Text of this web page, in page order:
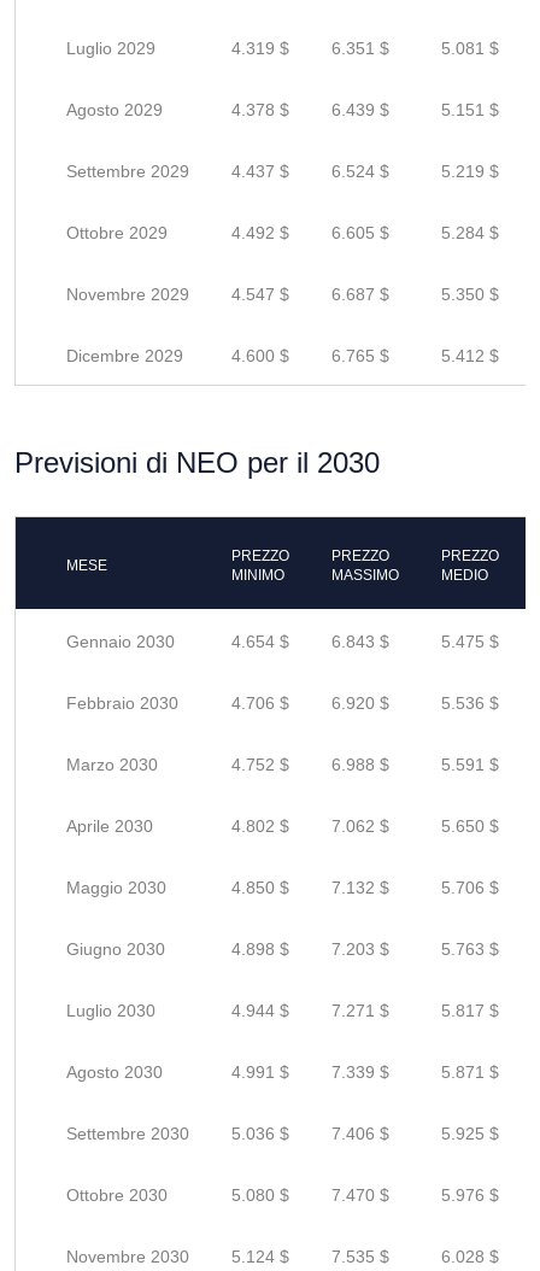
Luglio 2029 4.319 $ 6.351 $ 5.081 $
Agosto 2029 4.378 $ 6.439 $ 5.151 $
Settembre 2029 4.437 $ 6.524 $ 5.219 $
Ottobre 2029 4.492 $ 6.605 $ 5.284 $
Novembre 2029 4.547 $ 6.687 $ 5.350 $
Dicembre 2029 4.600 $ 6.765 $ 5.412 $
Previsioni di NEO per il 2030
MESE
PREZZO
MINIMO
PREZZO
MASSIMO
PREZZO
MEDIO
Gennaio 2030 4.654 $ 6.843 $ 5.475 $
Febbraio 2030 4.706 $ 6.920 $ 5.536 $
Marzo 2030 4.752 $ 6.988 $ 5.591 $
Aprile 2030 4.802 $ 7.062 $ 5.650 $
Maggio 2030 4.850 $ 7.132 $ 5.706 $
Giugno 2030 4.898 $ 7.203 $ 5.763 $
Luglio 2030 4.944 $ 7.271 $ 5.817 $
Agosto 2030 4.991 $ 7.339 $ 5.871 $
Settembre 2030 5.036 $ 7.406 $ 5.925 $
Ottobre 2030 5.080 $ 7.470 $ 5.976 $
Novembre 2030 5.124 $ 7.535 $ 6.028 $